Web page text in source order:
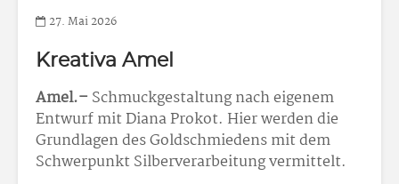
27. Mai 2026
Kreativa Amel
Amel.– Schmuckgestaltung nach eigenem
Entwurf mit Diana Prokot. Hier werden die
Grundlagen des Goldschmiedens mit dem
Schwerpunkt Silberverarbeitung vermittelt.